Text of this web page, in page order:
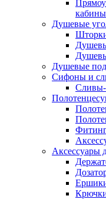
кабины
Душевые
Душевые
Сифоны и
Сливы-
Аксессуары